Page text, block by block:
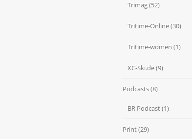
Trimag(52)
Tritime-Online(30)
Tritime-women (1)
XC-Ski.de(9)
Podcasts(8)
BR Podcast(1)
Print(29)